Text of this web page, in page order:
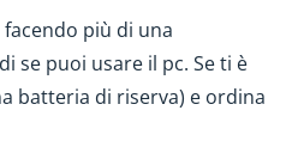
più di una
se puoi usare il pc. Se ti è
batteria di riserva) e ordina